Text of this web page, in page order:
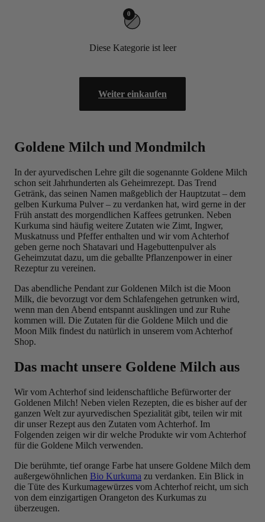
0
Diese Kategorie ist leer
Weiter einkaufen
Goldene Milch und Mondmilch
In der ayurvedischen Lehre gilt die sogenannte Goldene Milch
schon seit Jahrhunderten als Geheimrezept. Das Trend
Getränk, das seinen Namen maßgeblich der Hauptzutat – dem
gelben Kurkuma Pulver – zu verdanken hat, wird gerne in der
Früh anstatt des morgendlichen Kaffees getrunken. Neben
Kurkuma sind häufig weitere Zutaten wie Zimt, Ingwer,
Muskatnuss und Pfeffer enthalten und wir vom Achterhof
geben gerne noch Shatavari und Hagebuttenpulver als
Geheimzutat dazu, um die geballte Pflanzenpower in einer
Rezeptur zu vereinen.
Das abendliche Pendant zur Goldenen Milch ist die Moon
Milk, die bevorzugt vor dem Schlafengehen getrunken wird,
wenn man den Abend entspannt ausklingen und zur Ruhe
kommen will. Die Zutaten für die Goldene Milch und die
Moon Milk findest du natürlich in unserem vom Achterhof
Shop.
Das macht unsere Goldene Milch aus
Wir vom Achterhof sind leidenschaftliche Befürworter der
Goldenen Milch! Neben vielen Rezepten, die es bisher auf der
ganzen Welt zur ayurvedischen Spezialität gibt, teilen wir mit
dir unser Rezept aus den Zutaten vom Achterhof. Im
Folgenden zeigen wir dir welche Produkte wir vom Achterhof
für die Goldene Milch verwenden.
Die berühmte, tief orange Farbe hat unsere Goldene Milch dem
außergewöhnlichen Bio Kurkuma zu verdanken. Ein Blick in
die Tüte des Kurkumagewürzes vom Achterhof reicht, um sich
von dem einzigartigen Orangeton des Kurkumas zu
überzeugen.